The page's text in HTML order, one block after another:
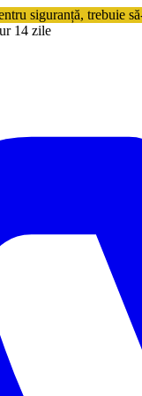
siguranță, trebuie
14 zile